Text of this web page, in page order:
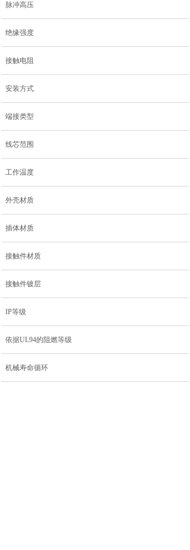
脉冲高压
绝缘强度
接触电阻
安装方式
端接类型
线芯范围
工作温度
外壳材质
插体材质
接触件材质
接触件镀层
IP等级
依据UL94的阻燃等级
机械寿命循环